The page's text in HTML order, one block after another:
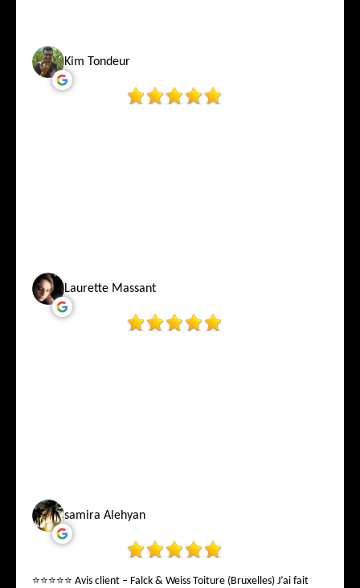
Kim Tondeur
Laurette Massant
samira Alehyan
⭐⭐⭐⭐⭐ Avis client – Falck & Weiss Toiture (Bruxelles) J’ai fait